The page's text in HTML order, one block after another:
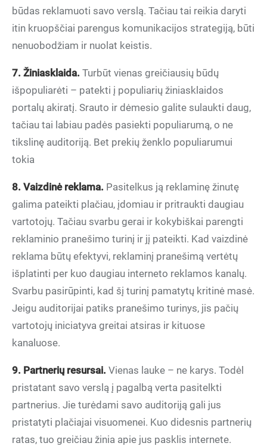
būdas reklamuoti savo verslą. Tačiau tai reikia daryti
itin kruopščiai parengus komunikacijos strategiją, būti
nenuobodžiam ir nuolat keistis.
7. Žiniasklaida. Turbūt vienas greičiausių būdų
išpopuliarėti – patekti į populiarių žiniasklaidos
portalų akiratį. Srauto ir dėmesio galite sulaukti daug,
tačiau tai labiau padės pasiekti populiarumą, o ne
tikslinę auditoriją. Bet prekių ženklo populiarumui
tokia
8. Vaizdinė reklama. Pasitelkus ją reklaminę žinutę
galima pateikti plačiau, įdomiau ir pritraukti daugiau
vartotojų. Tačiau svarbu gerai ir kokybiškai parengti
reklaminio pranešimo turinį ir jį pateikti. Kad vaizdinė
reklama būtų efektyvi, reklaminį pranešimą vertėtų
išplatinti per kuo daugiau interneto reklamos kanalų.
Svarbu pasirūpinti, kad šį turinį pamatytų kritinė masė.
Jeigu auditorijai patiks pranešimo turinys, jis pačių
vartotojų iniciatyva greitai atsiras ir kituose
kanaluose.
9. Partnerių resursai. Vienas lauke – ne karys. Todėl
pristatant savo verslą į pagalbą verta pasitelkti
partnerius. Jie turėdami savo auditoriją gali jus
pristatyti plačiajai visuomenei. Kuo didesnis partnerių
ratas, tuo greičiau žinia apie jus pasklis internete.